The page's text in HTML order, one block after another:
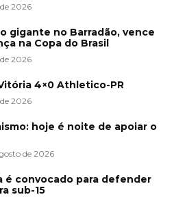
2026
gigante no Barradão, vence
na Copa do Brasil
2026
4×0 Athletico-PR
2026
hoje é noite de apoiar o
de 2026
é convocado para defender
sub-15